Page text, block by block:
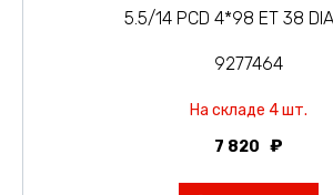
5.5/14 PCD 4*98 ET 38
9277464
На складе 4 шт.
7 820